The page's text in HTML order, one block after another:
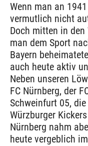
Wenn man an
vermutlich nicht
Doch mitten in
man dem Sport
Bayern
auch heute aktiv
Neben unseren
FC Nürnberg, der
Schweinfurt 05,
Würzburger
Nürnberg nahm
heute vergeblich